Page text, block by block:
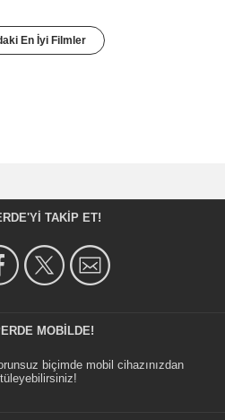
En İyi Filmler
TAKIP ET!
MOBILDE!
biçimde mobil cihazınızdan